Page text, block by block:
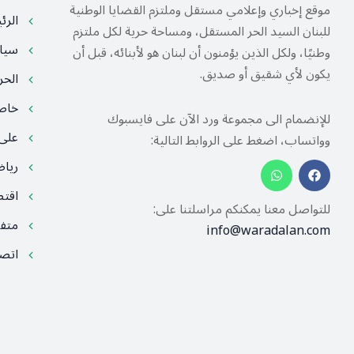
موقع إخباري وإعلامي مستقل وملتزم القضايا الوطنية
للبنان السيد الحر المستقل، ومساحة حرية لكل ملتزم
وطنيًا، ولكل الذين يؤمنون أن لبنان هو لأبنائه، قبل أن
يكون لأي شقيق أو صديق.
للإنضمام الى مجموعة ورد الآن على فايسبوك
وواتساب، اضغط على الروابط التالية:
للتواصل معنا يمكنكم مراسلتنا على:
info@waradalan.com